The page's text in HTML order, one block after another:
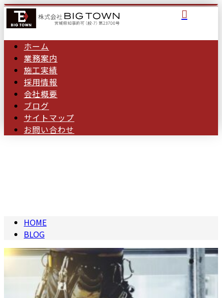
ホーム
業務案内
施工実績
採用情報
会社概要
ブログ
サイトマップ
お問い合わせ
HOME
BLOG